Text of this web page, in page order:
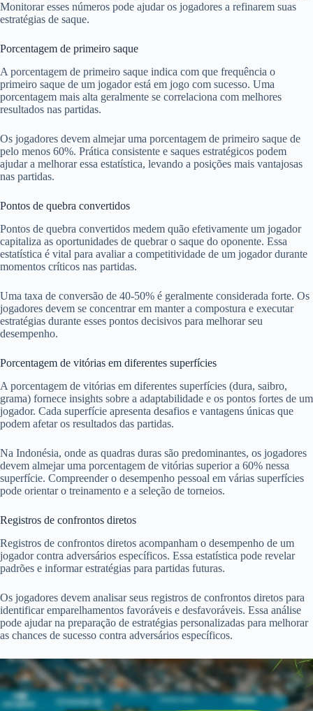
Monitorar esses números pode ajudar os jogadores a refinarem suas
estratégias de saque.
Porcentagem de primeiro saque
A porcentagem de primeiro saque indica com que frequência o
primeiro saque de um jogador está em jogo com sucesso. Uma
porcentagem mais alta geralmente se correlaciona com melhores
resultados nas partidas.
Os jogadores devem almejar uma porcentagem de primeiro saque de
pelo menos 60%. Prática consistente e saques estratégicos podem
ajudar a melhorar essa estatística, levando a posições mais vantajosas
nas partidas.
Pontos de quebra convertidos
Pontos de quebra convertidos medem quão efetivamente um jogador
capitaliza as oportunidades de quebrar o saque do oponente. Essa
estatística é vital para avaliar a competitividade de um jogador durante
momentos críticos nas partidas.
Uma taxa de conversão de 40-50% é geralmente considerada forte. Os
jogadores devem se concentrar em manter a compostura e executar
estratégias durante esses pontos decisivos para melhorar seu
desempenho.
Porcentagem de vitórias em diferentes superfícies
A porcentagem de vitórias em diferentes superfícies (dura, saibro,
grama) fornece insights sobre a adaptabilidade e os pontos fortes de um
jogador. Cada superfície apresenta desafios e vantagens únicas que
podem afetar os resultados das partidas.
Na Indonésia, onde as quadras duras são predominantes, os jogadores
devem almejar uma porcentagem de vitórias superior a 60% nessa
superfície. Compreender o desempenho pessoal em várias superfícies
pode orientar o treinamento e a seleção de torneios.
Registros de confrontos diretos
Registros de confrontos diretos acompanham o desempenho de um
jogador contra adversários específicos. Essa estatística pode revelar
padrões e informar estratégias para partidas futuras.
Os jogadores devem analisar seus registros de confrontos diretos para
identificar emparelhamentos favoráveis e desfavoráveis. Essa análise
pode ajudar na preparação de estratégias personalizadas para melhorar
as chances de sucesso contra adversários específicos.